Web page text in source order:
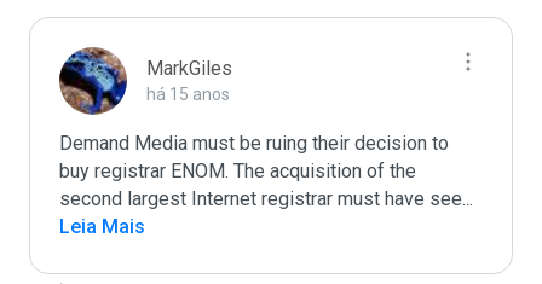
MarkGiles
há 15 anos
Demand Media must be ruing their decision to
buy registrar ENOM. The acquisition of the
second largest Internet registrar must have see...
Leia Mais